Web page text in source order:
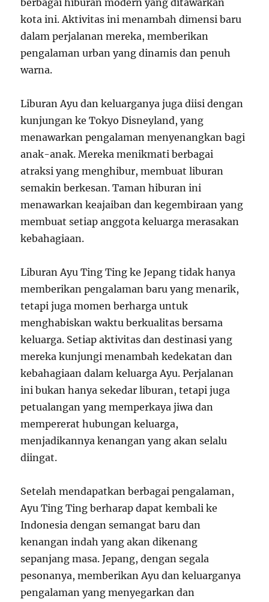
kota ini. Aktivitas ini menambah dimensi baru
dalam perjalanan mereka, memberikan
pengalaman urban yang dinamis dan penuh
warna.
Liburan Ayu dan keluarganya juga diisi dengan
kunjungan ke Tokyo Disneyland, yang
menawarkan pengalaman menyenangkan bagi
anak-anak. Mereka menikmati berbagai
atraksi yang menghibur, membuat liburan
semakin berkesan. Taman hiburan ini
menawarkan keajaiban dan kegembiraan yang
membuat setiap anggota keluarga merasakan
kebahagiaan.
Liburan Ayu Ting Ting ke Jepang tidak hanya
memberikan pengalaman baru yang menarik,
tetapi juga momen berharga untuk
menghabiskan waktu berkualitas bersama
keluarga. Setiap aktivitas dan destinasi yang
mereka kunjungi menambah kedekatan dan
kebahagiaan dalam keluarga Ayu. Perjalanan
ini bukan hanya sekedar liburan, tetapi juga
petualangan yang memperkaya jiwa dan
mempererat hubungan keluarga,
menjadikannya kenangan yang akan selalu
diingat.
Setelah mendapatkan berbagai pengalaman,
Ayu Ting Ting berharap dapat kembali ke
Indonesia dengan semangat baru dan
kenangan indah yang akan dikenang
sepanjang masa. Jepang, dengan segala
pesonanya, memberikan Ayu dan keluarganya
pengalaman yang menyegarkan dan